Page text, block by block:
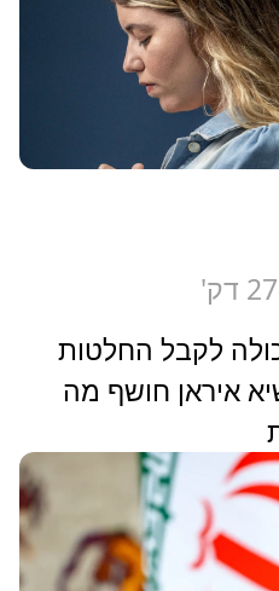
לקבל החלטות
איראן חושף מה